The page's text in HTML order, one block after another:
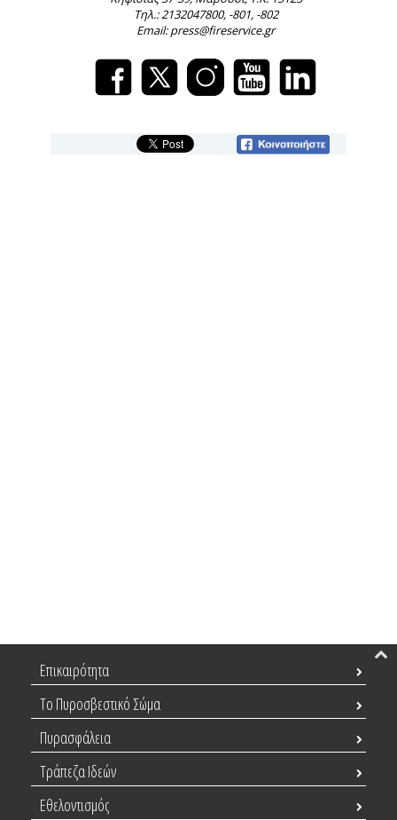
Τηλ.: 2132047800, -801, -802
Email: press@fireservice.gr
Επικαιρότητα
Το Πυροσβεστικό Σώμα
Πυρασφάλεια
Τράπεζα Ιδεών
Εθελοντισμός